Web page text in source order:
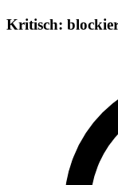
Kritisch: